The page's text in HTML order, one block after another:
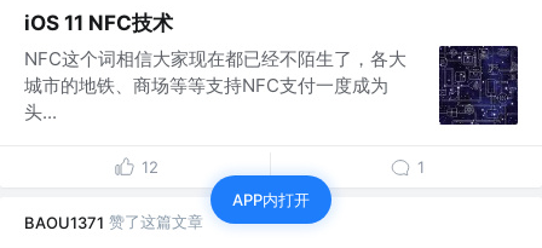
iOS 11 NFC技术
NFC这个词相信大家现在都已经不陌生了，各大
城市的地铁、商场等等支持NFC支付一度成为
头...
12 1
BAOU1371 赞了这篇文章
APP内打开